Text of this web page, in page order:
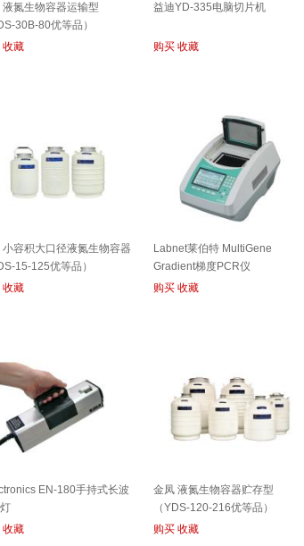
液氮生物容器运输型
30B-80优等品）
收藏
益迪YD-335电脑切片机
购买 收藏
小容积大口径液氮生物容器
15-125优等品）
收藏
Labnet莱伯特 MultiGene
Gradient梯度PCR仪
购买 收藏
EN-180手持式长波
收藏
金凤 液氮生物容器贮存型
（YDS-120-216优等品）
购买 收藏